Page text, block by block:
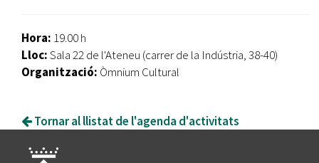
Hora: 19.00 h
Lloc:Sala 22 de l'Ateneu (carrer de la Indústria, 38-40)
Organització: Òmnium Cultural
Tornar al llistat de l'agenda d'activitats